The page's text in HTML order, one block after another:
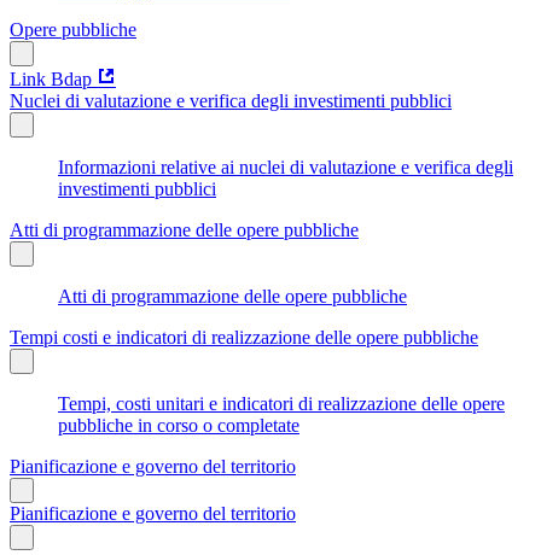
Opere pubbliche
Link Bdap
Nuclei di valutazione e verifica degli investimenti pubblici
Informazioni relative ai nuclei di valutazione e verifica degli
investimenti pubblici
Atti di programmazione delle opere pubbliche
Atti di programmazione delle opere pubbliche
Tempi costi e indicatori di realizzazione delle opere pubbliche
Tempi, costi unitari e indicatori di realizzazione delle opere
pubbliche in corso o completate
Pianificazione e governo del territorio
Pianificazione e governo del territorio